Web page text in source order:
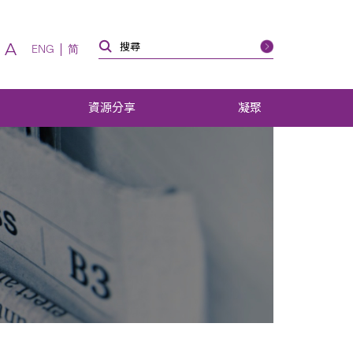
A ENG 简
資源分享 凝聚